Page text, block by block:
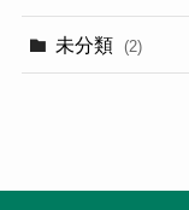
未分類 (2)